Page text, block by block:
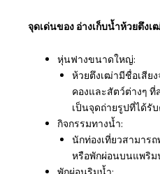
จุดเด่นของ อ่างเก็บน้ำห้วยตึงเ
หุ่นฟางขนาดใหญ่:
ห้วยตึงเฒ่ามีชื่อเสีย
คองและสัตว์ต่างๆ ที่
เป็นจุดถ่ายรูปที่ได้รั
กิจกรรมทางน้ำ:
นักท่องเที่ยวสามาร
หรือพักผ่อนบนแพริม
พักผ่อนริมน้ำ: